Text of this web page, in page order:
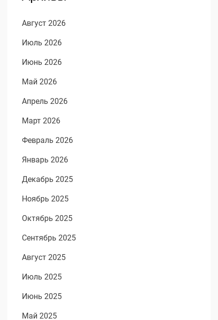
Август 2026
Июль 2026
Июнь 2026
Май 2026
Апрель 2026
Март 2026
Февраль 2026
Январь 2026
Декабрь 2025
Ноябрь 2025
Октябрь 2025
Сентябрь 2025
Август 2025
Июль 2025
Июнь 2025
Май 2025